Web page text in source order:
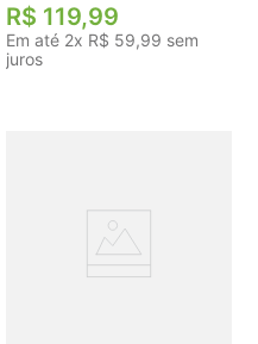
R$ 119,99
Em até 2x R$ 59,99 sem
juros